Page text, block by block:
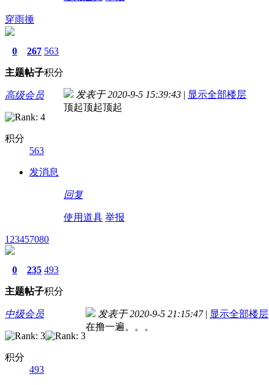
穿雨捶
0
主题
267
帖子
563
积分
高级会员
积分
563
发消息
发表于 2020-9-5 15:39:43 | 显示全部楼层
顶起顶起顶起
回复
使用道具 举报
123457080
0
主题
235
帖子
493
积分
中级会员
积分
493
发表于 2020-9-5 21:15:47 | 显示全部楼层
在撸一遍。。。